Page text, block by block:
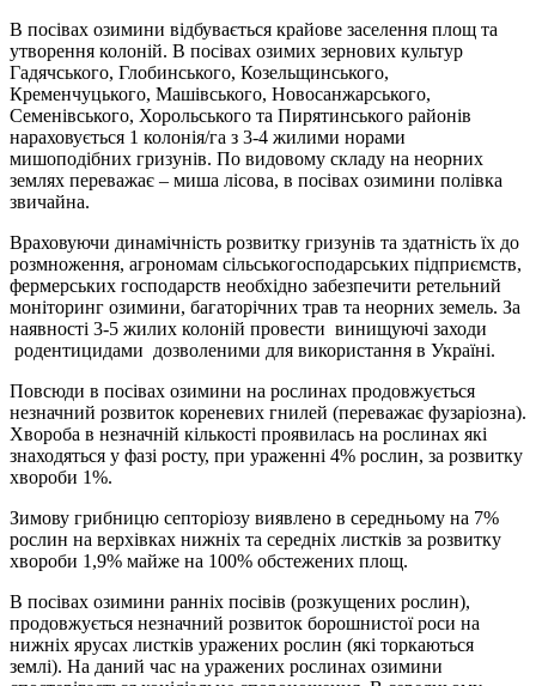
В посівах озимини відбувається крайове заселення площ та
утворення колоній. В посівах озимих зернових культур
Гадячського, Глобинського, Козельщинського,
Кременчуцького, Машівського, Новосанжарського,
Семенівського, Хорольського та Пирятинського районів
нараховується 1 колонія/га з 3-4 жилими норами
мишоподібних гризунів. По видовому складу на неорних
землях переважає – миша лісова, в посівах озимини полівка
звичайна.
Враховуючи динамічність розвитку гризунів та здатність їх до
розмноження, агрономам сільськогосподарських підприємств,
фермерських господарств необхідно забезпечити ретельний
моніторинг озимини, багаторічних трав та неорних земель. За
наявності 3-5 жилих колоній провести винищуючі заходи
родентицидами дозволеними для використання в Україні.
Повсюди в посівах озимини на рослинах продовжується
незначний розвиток кореневих гнилей (переважає фузаріозна).
Хвороба в незначній кількості проявилась на рослинах які
знаходяться у фазі росту, при ураженні 4% рослин, за розвитку
хвороби 1%.
Зимову грибницю септоріозу виявлено в середньому на 7%
рослин на верхівках нижніх та середніх листків за розвитку
хвороби 1,9% майже на 100% обстежених площ.
В посівах озимини ранніх посівів (розкущених рослин),
продовжується незначний розвиток борошнистої роси на
нижніх ярусах листків уражених рослин (які торкаються
землі). На даний час на уражених рослинах озимини